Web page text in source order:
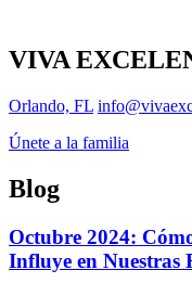
VIVA
Orlando, FL
Únete a la familia
Blog
Octubre 2024:
Influye en Nuestras